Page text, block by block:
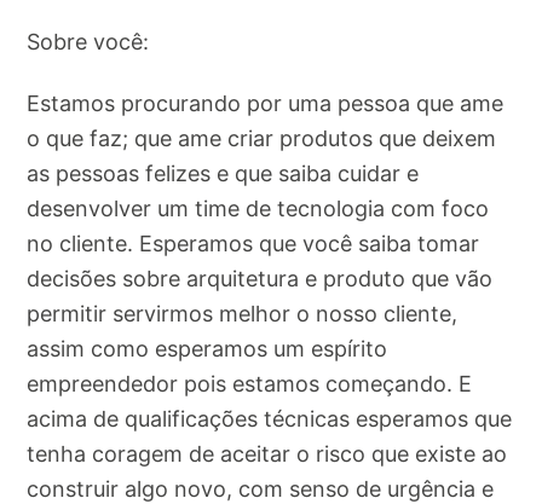
Sobre você:
Estamos procurando por uma pessoa que ame
o que faz; que ame criar produtos que deixem
as pessoas felizes e que saiba cuidar e
desenvolver um time de tecnologia com foco
no cliente. Esperamos que você saiba tomar
decisões sobre arquitetura e produto que vão
permitir servirmos melhor o nosso cliente,
assim como esperamos um espírito
empreendedor pois estamos começando. E
acima de qualificações técnicas esperamos que
tenha coragem de aceitar o risco que existe ao
construir algo novo, com senso de urgência e